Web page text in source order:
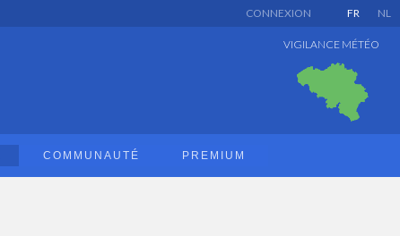
FR NL
CONNEXION
VIGILANCE MÉTÉO
COMMUNAUTÉ PREMIUM